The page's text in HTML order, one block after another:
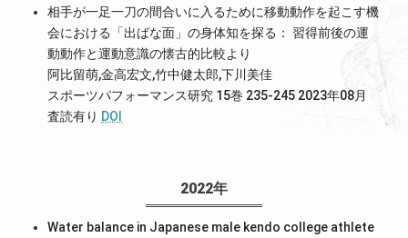
相手が一足一刀の間合いに入るために移動動作を起こす機
会における「出ばな面」の身体知を探る： 習得前後の運
動動作と運動意識の懐古的比較より
阿比留萌,金高宏文,竹中健太郎,下川美佳
スポーツパフォーマンス研究 15巻 235-245 2023年08月
査読有り DOI
2022年
Water balance in Japanese male kendo college athlete